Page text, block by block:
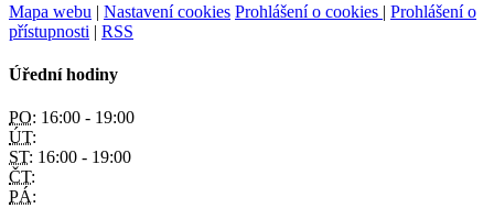
Mapa webu | Nastavení cookies Prohlášení o cookies | Prohlášení o
přístupnosti | RSS
Úřední hodiny
PO: 16:00 - 19:00
ÚT:
ST: 16:00 - 19:00
ČT:
PÁ: